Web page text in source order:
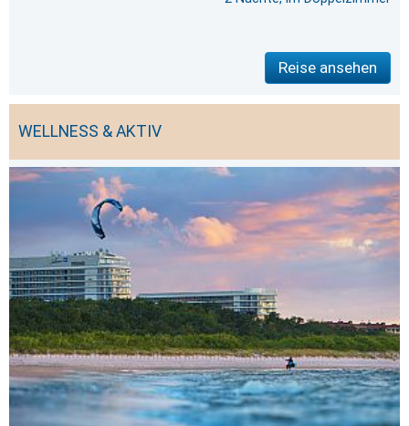
Reise ansehen
WELLNESS & AKTIV